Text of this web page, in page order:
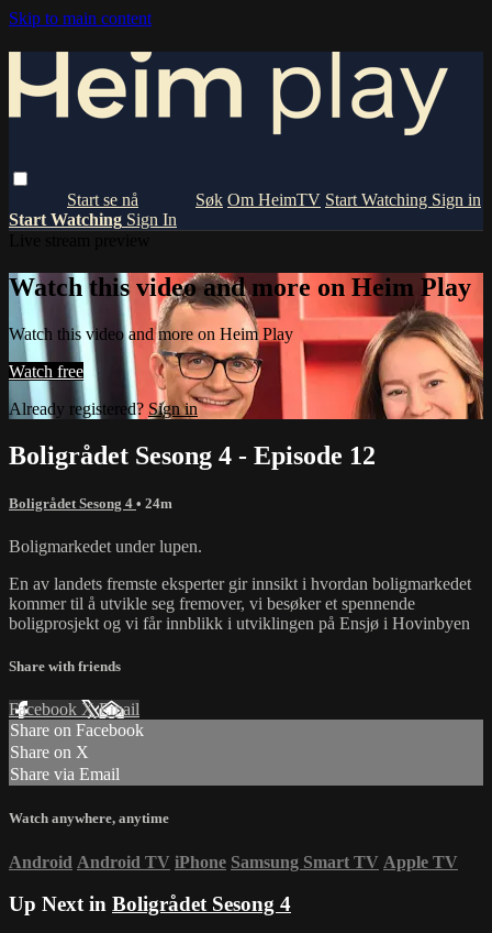
Skip to main content
Om HeimTV Start Watching Sign in
Start Watching Sign In
Watch this video and more on Heim Play
Watch this video and more on Heim Play
Watch free
Already registered? Sign in
Boligrådet Sesong 4 - Episode 12
Boligrådet Sesong 4 • 24m
Boligmarkedet under lupen.
En av landets fremste eksperter gir innsikt i hvordan boligmarkedet
kommer til å utvikle seg fremover, vi besøker et spennende
boligprosjekt og vi får innblikk i utviklingen på Ensjø i Hovinbyen
Share with friends
Facebook XEmail
Share on Facebook
Share on X
Share via Email
Watch anywhere, anytime
Android Android TV iPhone Samsung Smart TV Apple TV
Up Next in Boligrådet Sesong 4